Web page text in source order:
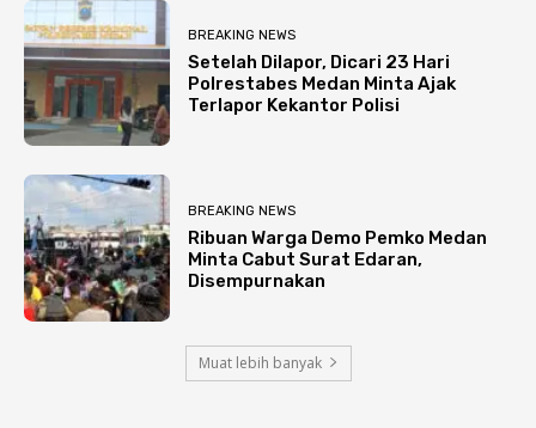
BREAKING NEWS
Setelah Dilapor, Dicari 23 Hari
Polrestabes Medan Minta Ajak
Terlapor Kekantor Polisi
BREAKING NEWS
Ribuan Warga Demo Pemko Medan
Minta Cabut Surat Edaran,
Disempurnakan
Muat lebih banyak